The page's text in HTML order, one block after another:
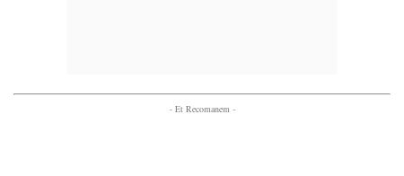
- Et Recomanem -